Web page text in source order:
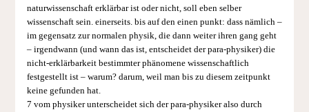
naturwissenschaft erklärbar ist oder nicht, soll eben selber
wissenschaft sein. einerseits. bis auf den einen punkt: dass nämlich –
im gegensatz zur normalen physik, die dann weiter ihren gang geht
– irgendwann (und wann das ist, entscheidet der para-physiker) die
nicht-erklärbarkeit bestimmter phänomene wissenschaftlich
festgestellt ist – warum? darum, weil man bis zu diesem zeitpunkt
keine gefunden hat.
7 vom physiker unterscheidet sich der para-physiker also durch